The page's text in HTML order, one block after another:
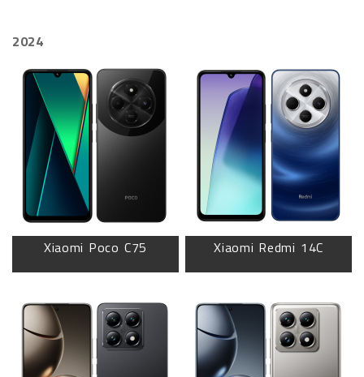
2024
Xiaomi Poco C75 Xiaomi Redmi 14C